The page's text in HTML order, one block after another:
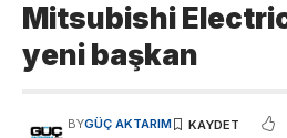
Mitsubishi
yeni başkan
BYGÜÇ AKTARIM